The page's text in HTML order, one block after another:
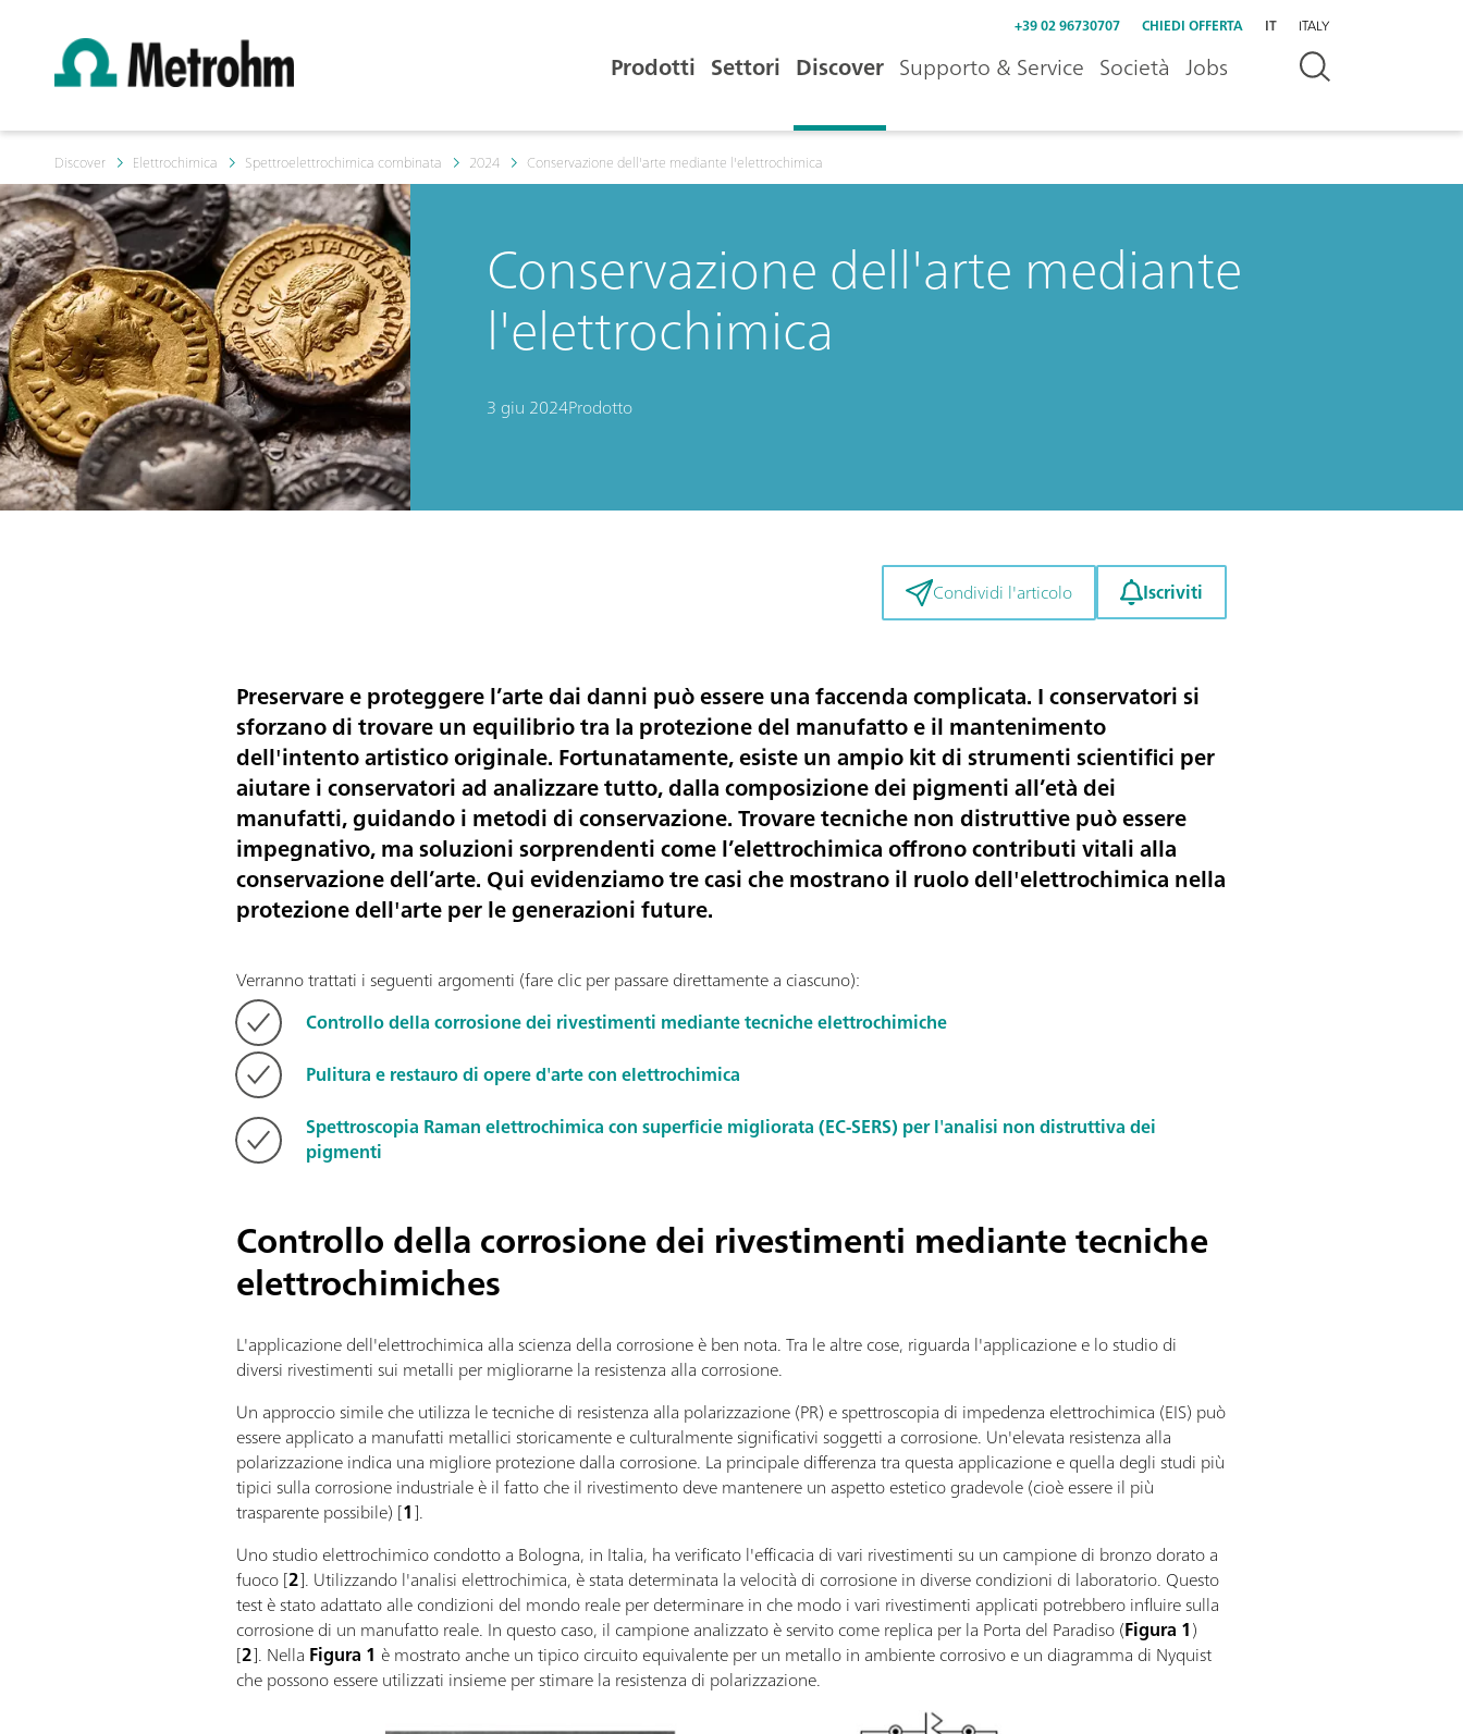
+39 02 96730707 CHIEDI OFFERTA IT ITALY
Prodotti Settori Discover Supporto & Service Società Jobs
Discover Elettrochimica Spettroelettrochimica combinata 2024 Conservazione dell'arte mediante l'elettrochimica
Conservazione dell'arte mediante
l'elettrochimica
3 giu 2024Prodotto
Condividi l'articolo Iscriviti
Preservare e proteggere l’arte dai danni può essere una faccenda complicata. I conservatori si
sforzano di trovare un equilibrio tra la protezione del manufatto e il mantenimento
dell'intento artistico originale. Fortunatamente, esiste un ampio kit di strumenti scientifici per
aiutare i conservatori ad analizzare tutto, dalla composizione dei pigmenti all’età dei
manufatti, guidando i metodi di conservazione. Trovare tecniche non distruttive può essere
impegnativo, ma soluzioni sorprendenti come l’elettrochimica offrono contributi vitali alla
conservazione dell’arte. Qui evidenziamo tre casi che mostrano il ruolo dell'elettrochimica nella
protezione dell'arte per le generazioni future.
Verranno trattati i seguenti argomenti (fare clic per passare direttamente a ciascuno):
Controllo della corrosione dei rivestimenti mediante tecniche elettrochimiche
Pulitura e restauro di opere d'arte con elettrochimica
Spettroscopia Raman elettrochimica con superficie migliorata (EC-SERS) per l'analisi non distruttiva dei
pigmenti
Controllo della corrosione dei rivestimenti mediante tecniche
elettrochimiches
L'applicazione dell'elettrochimica alla scienza della corrosione è ben nota. Tra le altre cose, riguarda l'applicazione e lo studio di
diversi rivestimenti sui metalli per migliorarne la resistenza alla corrosione.
Un approccio simile che utilizza le tecniche di resistenza alla polarizzazione (PR) e spettroscopia di impedenza elettrochimica (EIS) può
essere applicato a manufatti metallici storicamente e culturalmente significativi soggetti a corrosione. Un'elevata resistenza alla
polarizzazione indica una migliore protezione dalla corrosione. La principale differenza tra questa applicazione e quella degli studi più
tipici sulla corrosione industriale è il fatto che il rivestimento deve mantenere un aspetto estetico gradevole (cioè essere il più
trasparente possibile) [1].
Uno studio elettrochimico condotto a Bologna, in Italia, ha verificato l'efficacia di vari rivestimenti su un campione di bronzo dorato a
fuoco [2]. Utilizzando l'analisi elettrochimica, è stata determinata la velocità di corrosione in diverse condizioni di laboratorio. Questo
test è stato adattato alle condizioni del mondo reale per determinare in che modo i vari rivestimenti applicati potrebbero influire sulla
corrosione di un manufatto reale. In questo caso, il campione analizzato è servito come replica per la Porta del Paradiso (Figura 1)
[2]. Nella Figura 1 è mostrato anche un tipico circuito equivalente per un metallo in ambiente corrosivo e un diagramma di Nyquist
che possono essere utilizzati insieme per stimare la resistenza di polarizzazione.